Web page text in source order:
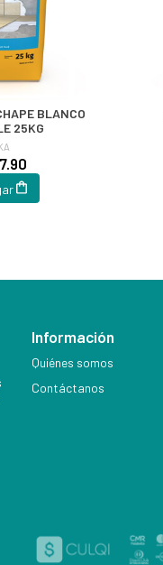
BLANCO
25KG
Información
Quiénes somos
Contáctanos